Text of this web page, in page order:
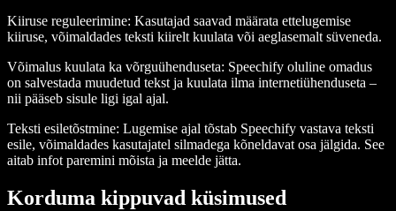
Kiiruse reguleerimine: Kasutajad saavad määrata ettelugemise
kiiruse, võimaldades teksti kiirelt kuulata või aeglasemalt süveneda.
Võimalus kuulata ka võrguühenduseta: Speechify oluline omadus
on salvestada muudetud tekst ja kuulata ilma internetiühenduseta –
nii pääseb sisule ligi igal ajal.
Teksti esiletõstmine: Lugemise ajal tõstab Speechify vastava teksti
esile, võimaldades kasutajatel silmadega kõneldavat osa jälgida. See
aitab infot paremini mõista ja meelde jätta.
Korduma kippuvad küsimused